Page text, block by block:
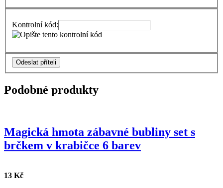
Kontrolní kód:
Odeslat příteli
Podobné produkty
Magická hmota zábavné bubliny set s
brčkem v krabičce 6 barev
13 Kč